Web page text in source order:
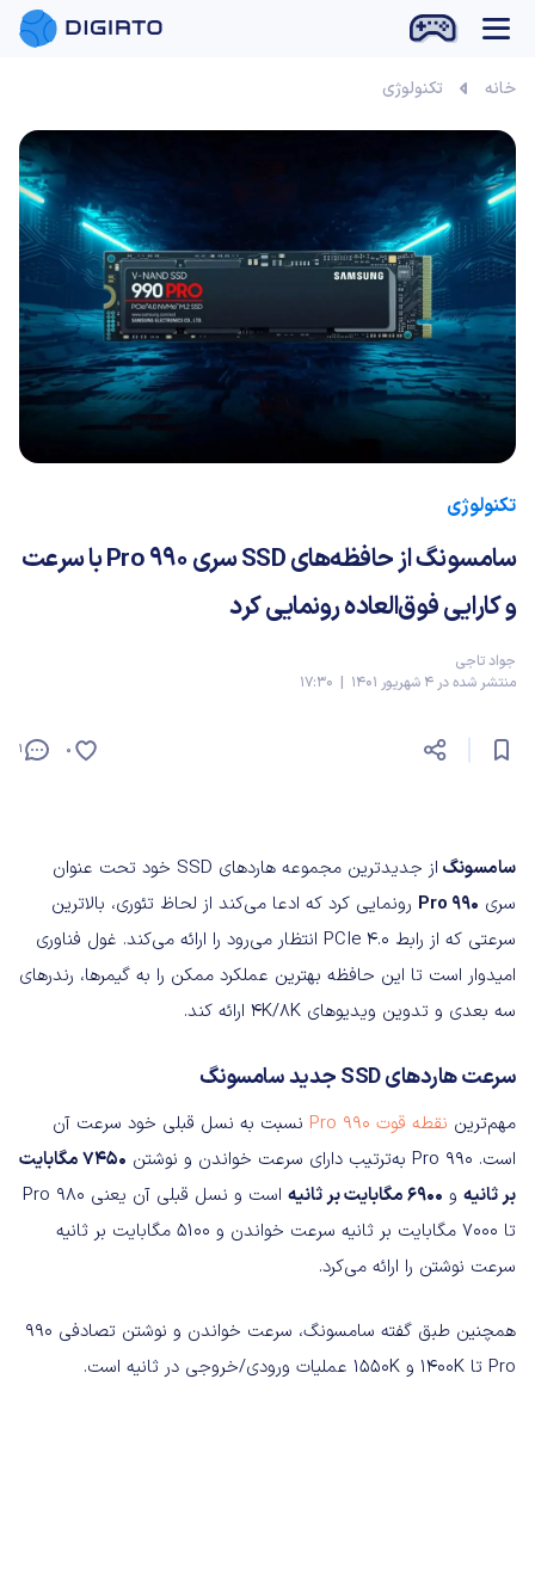
بازی آنلاین
خانه تکنولوژی
تکنولوژی
سامسونگ از حافظه‌های SSD سری 990 Pro با سرعت
و کارایی فوق‌العاده رونمایی کرد
جواد تاجی
منتشر شده در 4 شهریور 1401 | 17:30
1 0
سامسونگ
از جدیدترین مجموعه هاردهای SSD خود تحت عنوان
سری Pro 990 رونمایی کرد که ادعا می‌کند از لحاظ تئوری، بالاترین
سرعتی که از رابط PCIe 4.0 انتظار می‌رود را ارائه می‌کند. غول فناوری
امیدوار است تا این حافظه بهترین عملکرد ممکن را به گیمرها، رندرهای
سه بعدی و تدوین ویدیوهای 4K/8K ارائه کند.
سرعت هاردهای SSD جدید سامسونگ
مهم‌ترین نقطه قوت 990 Pro
نسبت به نسل قبلی خود سرعت آن
است. 990 Pro به‌ترتیب دارای سرعت خواندن و نوشتن
7450 مگابایت
بر ثانیه و 6900 مگابایت بر ثانیه
است و نسل قبلی آن یعنی Pro 980
تا 7000 مگابایت بر ثانیه سرعت خواندن و 5100 مگابایت بر ثانیه
سرعت نوشتن را ارائه می‌کرد.
همچنین طبق گفته سامسونگ، سرعت خواندن و نوشتن تصادفی 990
Pro تا 1400K و 1550K عملیات ورودی/خروجی در ثانیه است.